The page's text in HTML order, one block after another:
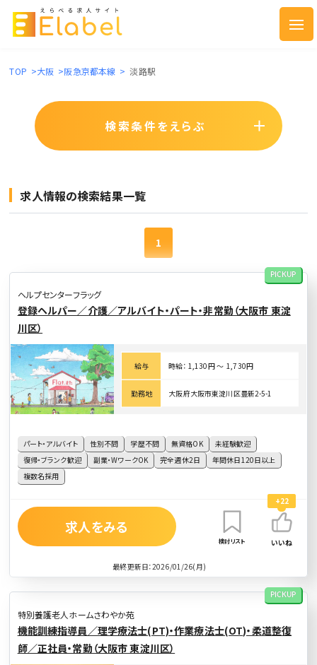
TOP >大阪 >阪急京都本線 > 淡路駅
求人情報の検索結果一覧
1
ヘルプセンターフラッグ
PICKUP
登録ヘルパー／介護／アルバイト・パート・非常勤（大阪市 東淀
川区）
パート・アルバイト 性別不問 学歴不問 無資格OK
未経験歓迎
復帰・ブランク歓迎
副業・WワークOK 完全週休2日
年間休日120日以上
複数名採用
給与 時給： 1,130円 〜 1,730円
勤務地 大阪府大阪市東淀川区豊新2-5-1
最終更新日：2026/01/26(月)
求人をみる
検討リスト
+22
いいね
特別養護老人ホームさわやか苑
PICKUP
機能訓練指導員／理学療法士(PT)・作業療法士(OT)・柔道整復
師／正社員・常勤（大阪市 東淀川区）
検索条件をえらぶ